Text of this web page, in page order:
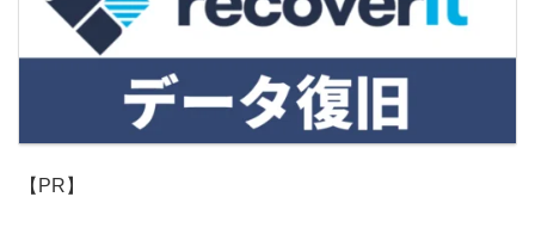
【PR】